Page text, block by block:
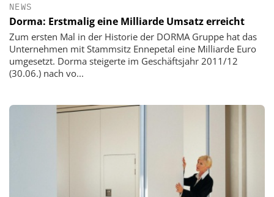
NEWS
Dorma: Erstmalig eine Milliarde Umsatz erreicht
Zum ersten Mal in der Historie der DORMA Gruppe hat das
Unternehmen mit Stammsitz Ennepetal eine Milliarde Euro
umgesetzt. Dorma steigerte im Geschäftsjahr 2011/12
(30.06.) nach vo...